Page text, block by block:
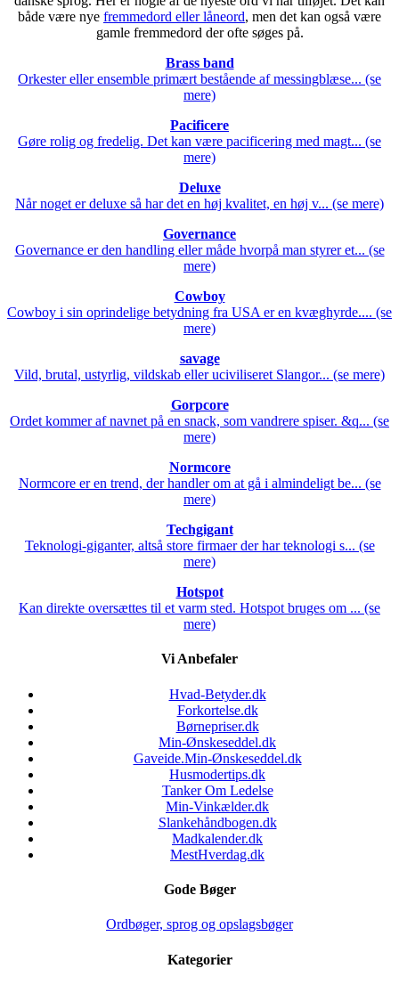
både være nye fremmedord eller låneord, men det kan også være
gamle fremmedord der ofte søges på.
Brass band
Orkester eller ensemble primært bestående af messingblæse... (se
mere)
Pacificere
Gøre rolig og fredelig. Det kan være pacificering med magt... (se
mere)
Deluxe
Når noget er deluxe så har det en høj kvalitet, en høj v... (se mere)
Governance
Governance er den handling eller måde hvorpå man styrer et... (se
mere)
Cowboy
Cowboy i sin oprindelige betydning fra USA er en kvæghyrde.... (se
mere)
savage
Vild, brutal, ustyrlig, vildskab eller uciviliseret Slangor... (se mere)
Gorpcore
Ordet kommer af navnet på en snack, som vandrere spiser. &q... (se
mere)
Normcore
Normcore er en trend, der handler om at gå i almindeligt be... (se
mere)
Techgigant
Teknologi-giganter, altså store firmaer der har teknologi s... (se
mere)
Hotspot
Kan direkte oversættes til et varm sted. Hotspot bruges om ... (se
mere)
Vi Anbefaler
Hvad-Betyder.dk
Forkortelse.dk
Børnepriser.dk
Min-Ønskeseddel.dk
Gaveide.Min-Ønskeseddel.dk
Husmodertips.dk
Tanker Om Ledelse
Min-Vinkælder.dk
Slankehåndbogen.dk
Madkalender.dk
MestHverdag.dk
Gode Bøger
Ordbøger, sprog og opslagsbøger
Kategorier